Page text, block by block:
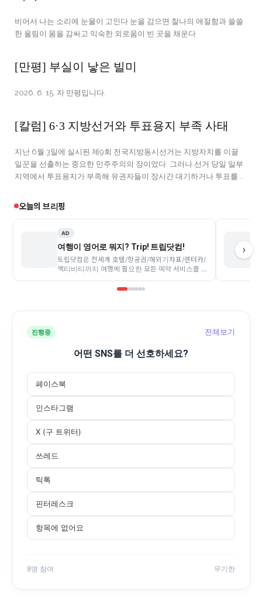
비어서 나는 소리에 눈물이 고인다 눈을 감으면 찰나의 애절함과 쓸쓸
한 울림이 몸을 감싸고 익숙한 외로움이 빈 곳을 채운다
[만평] 부실이 낳은 빌미
2026. 6. 15. 자 만평입니다.
[칼럼] 6·3 지방선거와 투표용지 부족 사태
지난 6월 3일에 실시된 제9회 전국지방동시선거는 지방자치를 이끌
일꾼을 선출하는 중요한 민주주의의 장이었다. 그러나 선거 당일 일부
지역에서 투표용지가 부족해 유권자들이 장시간 대기하거나 투표를...
오늘의 브리핑
AD
여행이 영어로 뭐지? Trip! 트립닷컴!
트립닷컴은 전세계 호텔/항공권/해외기차표/렌터카/
액티비티까지 여행에 필요한 모든 예약 서비스를 제
›
진행중 전체보기
어떤 SNS를 더 선호하세요?
페이스북
인스타그램
X (구 트위터)
쓰레드
틱톡
핀터레스크
항목에 없어요
8명 참여 무기한